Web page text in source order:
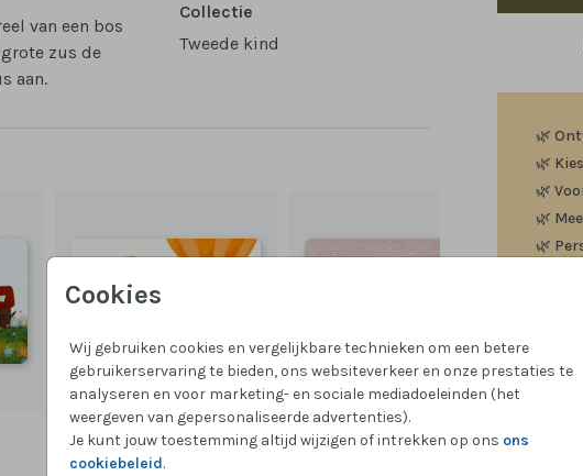
Cookies
Wij gebruiken cookies en vergelijkbare technieken om een betere
gebruikerservaring te bieden, ons websiteverkeer en onze prestaties te
analyseren en voor marketing- en sociale mediadoeleinden (het
weergeven van gepersonaliseerde advertenties).
Je kunt jouw toestemming altijd wijzigen of intrekken op ons ons
cookiebeleid.
van een bos
zus de
aan.
Collectie
Tweede kind
🌿
🌿
🌿
🌿
🌿